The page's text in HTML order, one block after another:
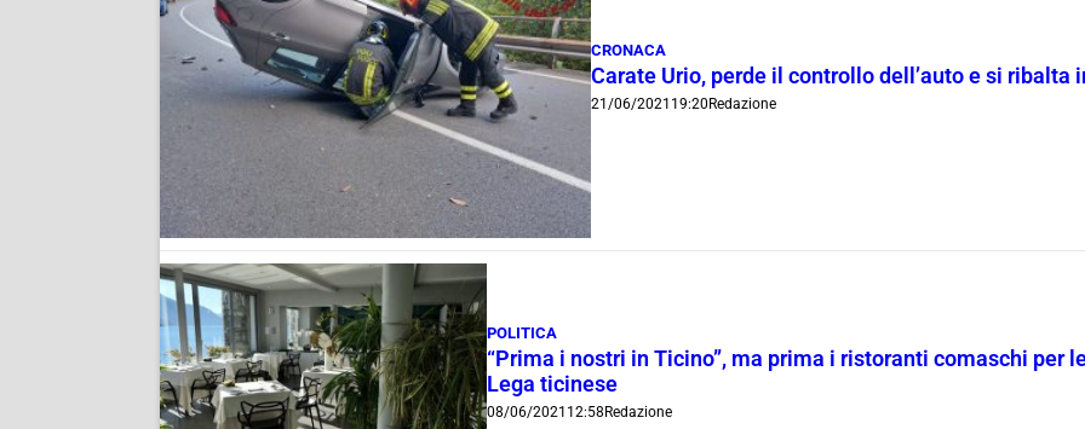
CRONACA
Carate Urio, perde il controllo dell’auto e si ribalta
21/06/2021 19:20Redazione
POLITICA
“Prima i nostri in Ticino”, ma prima i ristoranti comaschi per
Lega ticinese
08/06/2021 12:58Redazione